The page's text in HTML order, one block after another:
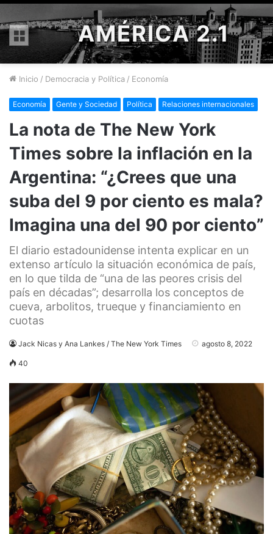
Menú
AMÉRICA 2.1
Inicio / Democracia y Política / Economía
Economía Gente y Sociedad Política Relaciones internacionales
La nota de The New York
Times sobre la inflación en la
Argentina: “¿Crees que una
suba del 9 por ciento es mala?
Imagina una del 90 por ciento”
El diario estadounidense intenta explicar en un
extenso artículo la situación económica de país,
en lo que tilda de “una de las peores crisis del
país en décadas”; desarrolla los conceptos de
cueva, arbolitos, trueque y financiamiento en
cuotas
Jack Nicas y Ana Lankes / The New York Times agosto 8, 2022
40